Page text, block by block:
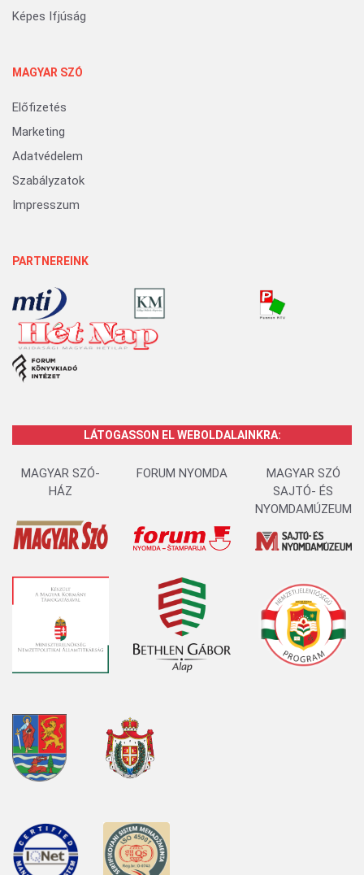
Képes Ifjúság
MAGYAR SZÓ
Előfizetés
Marketing
Adatvédelem
Szabályzatok
Impresszum
PARTNEREINK
LÁTOGASSON EL WEBOLDALAINKRA:
MAGYAR SZÓ-
HÁZ
FORUM NYOMDA
MAGYAR SZÓ
SAJTÓ- ÉS
NYOMDAMÚZEUM